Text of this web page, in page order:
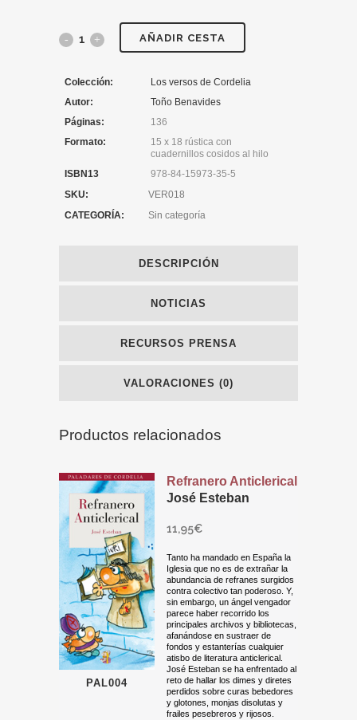
AÑADIR CESTA
Colección:
Los versos de Cordelia
Autor:
Toño Benavides
Páginas:
136
Formato:
15 x 18 rústica con
cuadernillos cosidos al hilo
ISBN13
978-84-15973-35-5
SKU:
VER018
CATEGORÍA:
Sin categoría
DESCRIPCIÓN
NOTICIAS
RECURSOS PRENSA
VALORACIONES (0)
Productos relacionados
PAL004
Refranero Anticlerical
José Esteban
11,95€
Tanto ha mandado en España la
Iglesia que no es de extrañar la
abundancia de refranes surgidos
contra colectivo tan poderoso. Y,
sin embargo, un ángel vengador
parece haber recorrido los
principales archivos y bibliotecas,
afanándose en sustraer de
fondos y estanterías cualquier
atisbo de literatura anticlerical.
José Esteban se ha enfrentado al
reto de hallar los dimes y diretes
perdidos sobre curas bebedores
y glotones, monjas disolutas y
frailes pesebreros y rijosos.